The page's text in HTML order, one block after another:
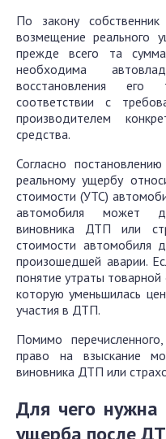
По закону
возмещение реального
прежде всего та
необходима
восстановления его
соответствии с
производителем
средства.
Согласно
реальному ущербу
стоимости (УТС)
автомобиля может
виновника ДТП или
стоимости автомобиля
произошедшей аварии.
понятие утраты
которую уменьшилась
участия в ДТП.
Помимо
право на взыскание
виновника ДТП или
Для чего нужна
ущерба после